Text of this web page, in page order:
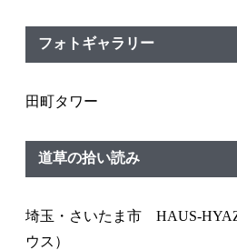
フォトギャラリー
田町タワー
道草の拾い読み
埼玉・さいたま市
ウス）